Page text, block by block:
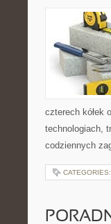
czterech kółek
technologiach,
codziennych
CATEGORIES: